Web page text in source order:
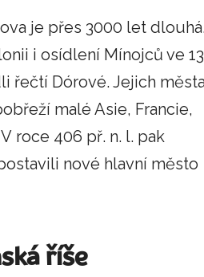
je přes 3000 let
i osídlení Mínojců ve
řečtí Dórové. Jejich
malé Asie, Francie,
roce 406 př. n. l. pak
nové hlavní město
říše